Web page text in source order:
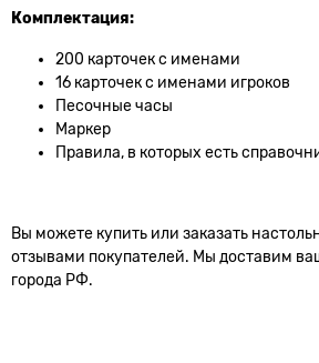
Комплектация:
200 карточек с именами
16 карточек с именами игроков
Песочные часы
Маркер
Правила, в которых есть
Вы можете купить или заказать
отзывами покупателей. Мы доставим
города РФ.